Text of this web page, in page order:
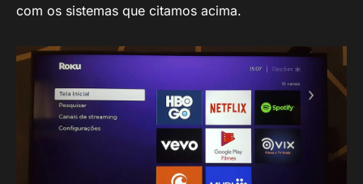
com os sistemas que citamos acima.